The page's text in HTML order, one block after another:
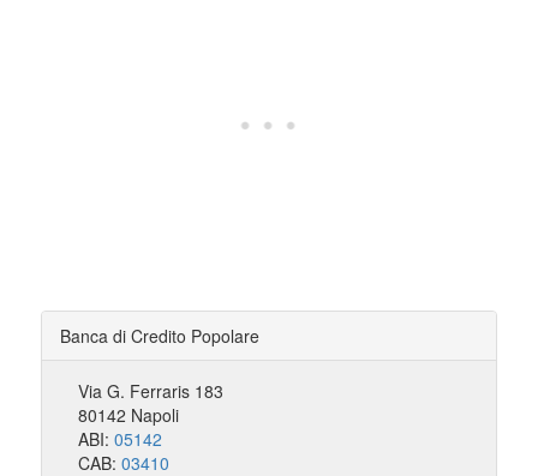
Banca di Credito Popolare
Via G. Ferraris 183
80142 Napoli
ABI: 05142
CAB: 03410